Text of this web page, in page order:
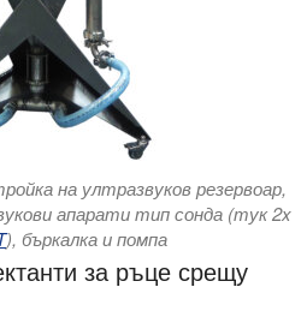
на ултразвуков резервоар,
апарати тип сонда (тук 2x
), бъркалка и помпа
за ръце срещу